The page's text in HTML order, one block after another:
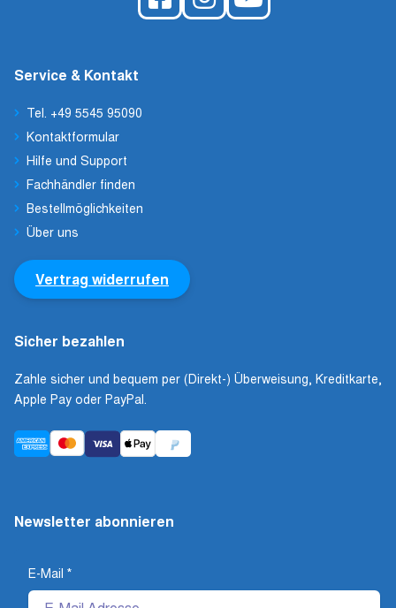
Service & Kontakt
Tel. +49 5545 95090
Kontaktformular
Hilfe und Support
Fachhändler finden
Bestellmöglichkeiten
Über uns
Vertrag widerrufen
Sicher bezahlen
Zahle sicher und bequem per (Direkt-) Überweisung, Kreditkarte,
Apple Pay oder PayPal.
Newsletter abonnieren
E-Mail *